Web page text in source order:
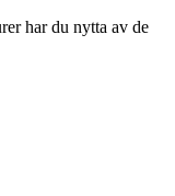
har du nytta av de